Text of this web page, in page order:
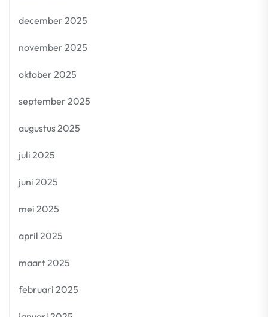
december 2025
november 2025
oktober 2025
september 2025
augustus 2025
juli 2025
juni 2025
mei 2025
april 2025
maart 2025
februari 2025